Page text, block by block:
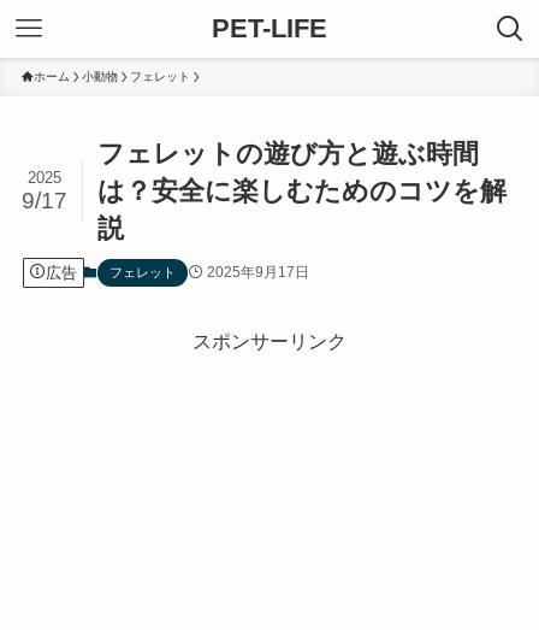
PET-LIFE
ホーム 小動物 フェレット
フェレットの遊び方と遊ぶ時間
は？安全に楽しむためのコツを解
説
2025
9/17
広告 フェレット 2025年9月17日
スポンサーリンク